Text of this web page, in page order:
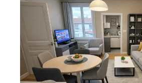
REIMS 51
58,40 m
, 3 pièces
Ref : 18079
Appartement F3 à vendre
105 000 €